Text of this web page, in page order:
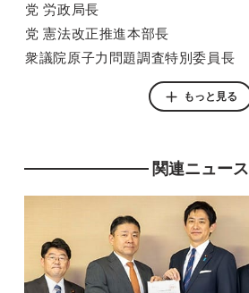
党 労政局長
党 憲法改正推進本部長
衆議院原子力問題調査特別委員長
行政改革推進本部長
もっと見る
関連ニュース